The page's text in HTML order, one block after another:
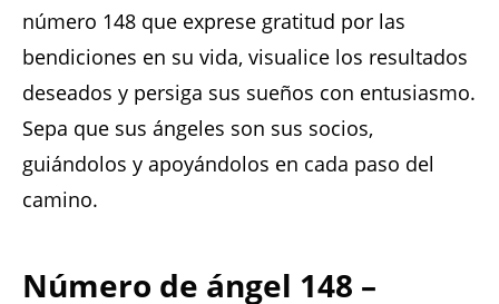
número 148 que exprese gratitud por las
bendiciones en su vida, visualice los resultados
deseados y persiga sus sueños con entusiasmo.
Sepa que sus ángeles son sus socios,
guiándolos y apoyándolos en cada paso del
camino.
Número de ángel 148 –